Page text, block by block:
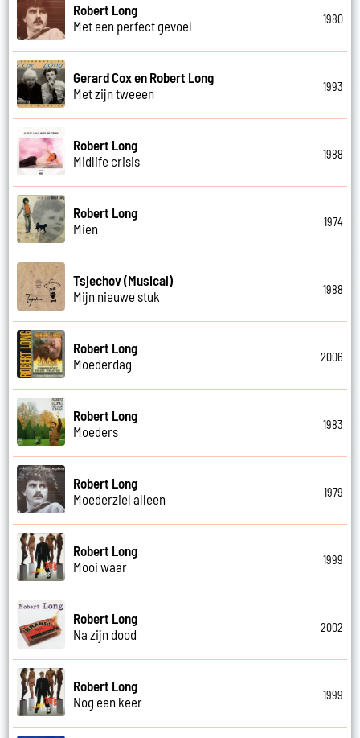
Robert Long
Met een perfect gevoel
1980
Gerard Cox en Robert Long
Met zijn tweeen
1993
Robert Long
Midlife crisis
1988
Robert Long
Mien
1974
Tsjechov (Musical)
Mijn nieuwe stuk
1988
Robert Long
Moederdag
2006
Robert Long
Moeders
1983
Robert Long
Moederziel alleen
1979
Robert Long
Mooi waar
1999
Robert Long
Na zijn dood
2002
Robert Long
Nog een keer
1999